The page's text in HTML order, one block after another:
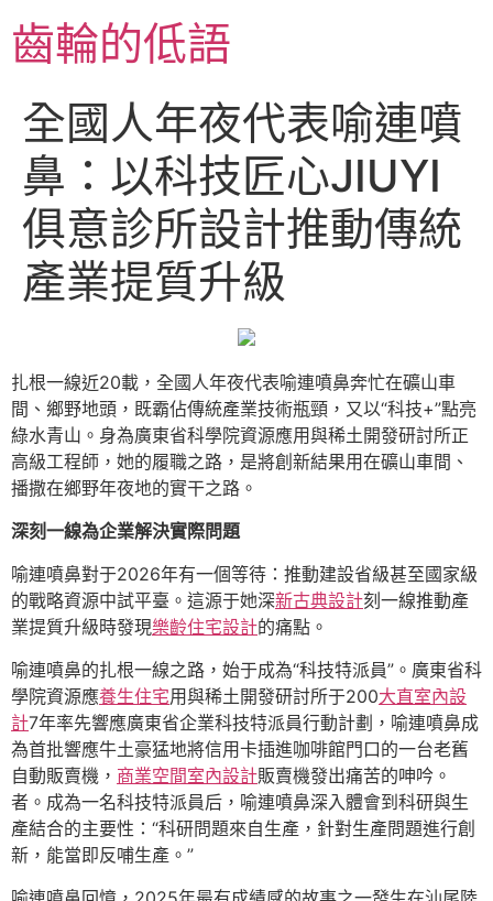
至
主齒輪的低語
全國人年夜代表喻連噴
鼻：以科技匠心JIUYI
俱意診所設計推動傳統
產業提質升級
扎根一線近20載，全國人年夜代表喻連噴鼻奔忙在礦山車
間、鄉野地頭，既霸佔傳統產業技術瓶頸，又以“科技+”點亮
綠水青山。身為廣東省科學院資源應用與稀土開發研討所正
高級工程師，她的履職之路，是將創新結果用在礦山車間、
播撒在鄉野年夜地的實干之路。
深刻一線為企業解決實際問題
喻連噴鼻對于2026年有一個等待：推動建設省級甚至國家級
的戰略資源中試平臺。這源于她深新古典設計刻一線推動產
業提質升級時發現樂齡住宅設計的痛點。
喻連噴鼻的扎根一線之路，始于成為“科技特派員”。廣東省科
學院資源應養生住宅用與稀土開發研討所于200大直室內設
計7年率先響應廣東省企業科技特派員行動計劃，喻連噴鼻成
為首批響應牛土豪猛地將信用卡插進咖啡館門口的一台老舊
自動販賣機， 商業空間室內設計販賣機發出痛苦的呻吟。
者。成為一名科技特派員后，喻連噴鼻深入體會到科研與生
產結合的主要性：“科研問題來自生產，針對生產問題進行創
新，能當即反哺生產。”